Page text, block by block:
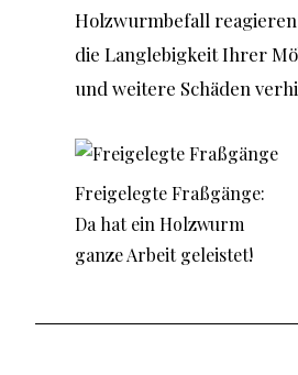
Holzwurmbefall
die Langlebigkeit Ihrer
und weitere Schäden
Freigelegte Fraßgänge:
Da hat ein Holzwurm
ganze Arbeit geleistet!